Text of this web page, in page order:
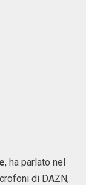
, ha parlato nel
di DAZN,